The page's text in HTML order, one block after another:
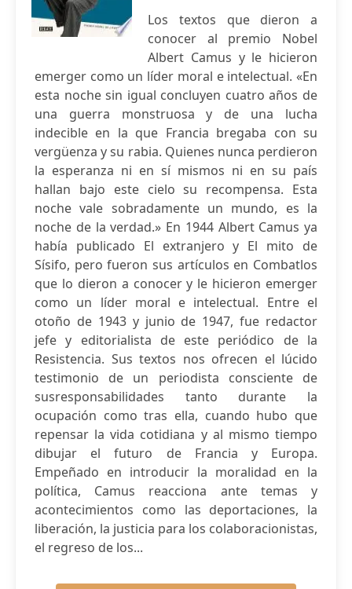
Los textos que dieron a
conocer al premio Nobel
Albert Camus y le hicieron
emerger como un líder moral e intelectual. «En
esta noche sin igual concluyen cuatro años de
una guerra monstruosa y de una lucha
indecible en la que Francia bregaba con su
vergüenza y su rabia. Quienes nunca perdieron
la esperanza ni en sí mismos ni en su país
hallan bajo este cielo su recompensa. Esta
noche vale sobradamente un mundo, es la
noche de la verdad.» En 1944 Albert Camus ya
había publicado El extranjero y El mito de
Sísifo, pero fueron sus artículos en Combatlos
que lo dieron a conocer y le hicieron emerger
como un líder moral e intelectual. Entre el
otoño de 1943 y junio de 1947, fue redactor
jefe y editorialista de este periódico de la
Resistencia. Sus textos nos ofrecen el lúcido
testimonio de un periodista consciente de
susresponsabilidades tanto durante la
ocupación como tras ella, cuando hubo que
repensar la vida cotidiana y al mismo tiempo
dibujar el futuro de Francia y Europa.
Empeñado en introducir la moralidad en la
política, Camus reacciona ante temas y
acontecimientos como las deportaciones, la
liberación, la justicia para los colaboracionistas,
el regreso de los...